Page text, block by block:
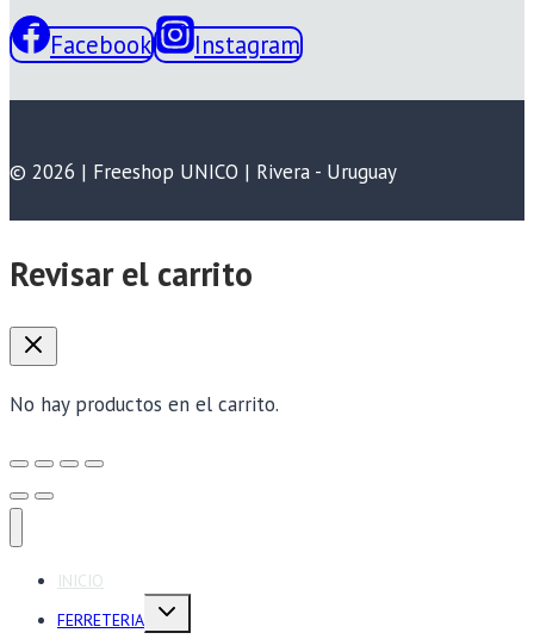
Facebook Instagram
© 2026 | Freeshop UNICO | Rivera - Uruguay
Revisar el carrito
No hay productos en el carrito.
INICIO
FERRETERIA
Alternar